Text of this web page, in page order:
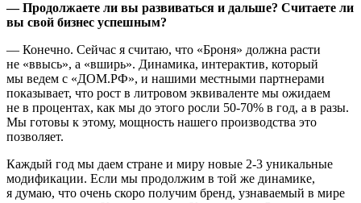
— Продолжаете ли вы развиваться и дальше? Считаете ли
вы свой бизнес успешным?
— Конечно. Сейчас я считаю, что «Броня» должна расти
не «ввысь», а «вширь». Динамика, интерактив, который
мы ведем с «ДОМ.РФ», и нашими местными партнерами
показывает, что рост в литровом эквиваленте мы ожидаем
не в процентах, как мы до этого росли 50-70% в год, а в разы.
Мы готовы к этому, мощность нашего производства это
позволяет.
Каждый год мы даем стране и миру новые 2-3 уникальные
модификации. Если мы продолжим в той же динамике,
я думаю, что очень скоро получим бренд, узнаваемый в мире